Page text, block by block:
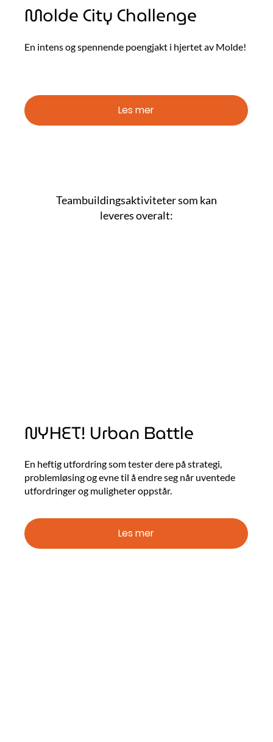
Molde City Challenge
En intens og spennende poengjakt i hjertet av Molde!
Les mer
NYHET! Urban Battle
En heftig utfordring som tester dere på strategi,
problemløsing og evne til å endre seg når uventede
utfordringer og muligheter oppstår.
Les mer
Teambuildingsaktiviteter som kan
leveres overalt: